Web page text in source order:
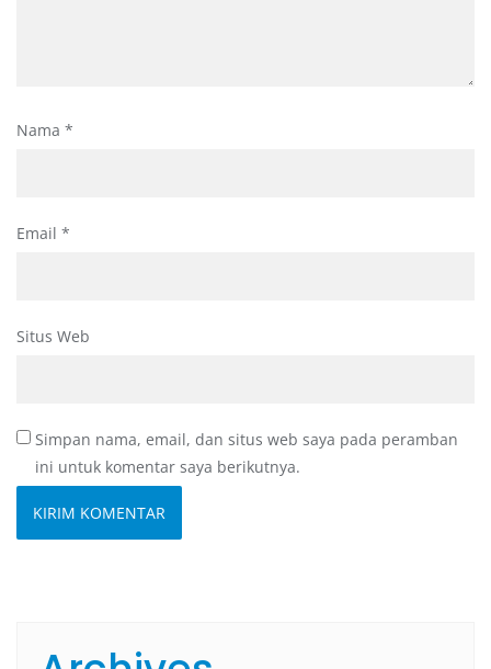
Nama *
Email *
Situs Web
Simpan nama, email, dan situs web saya pada peramban
ini untuk komentar saya berikutnya.